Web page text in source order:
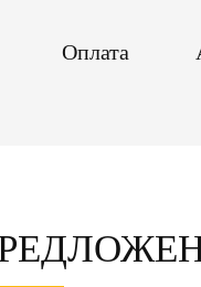
Оплата